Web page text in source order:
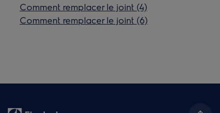
Comment remplacer le joint (4)
Comment remplacer le joint (6)